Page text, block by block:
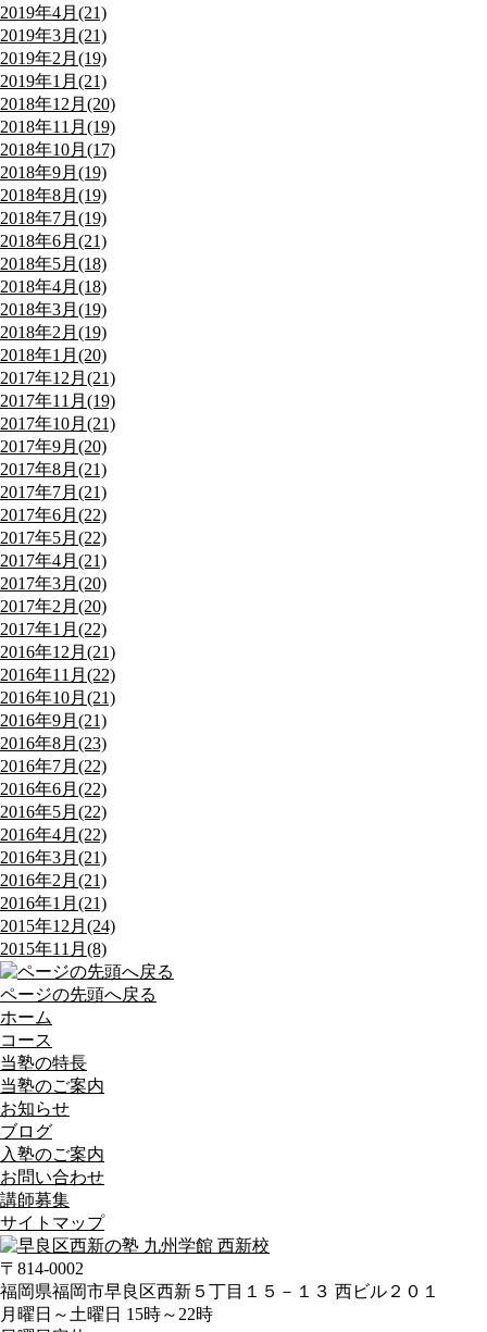
2019年4月(21)
2019年3月(21)
2019年2月(19)
2019年1月(21)
2018年12月(20)
2018年11月(19)
2018年10月(17)
2018年9月(19)
2018年8月(19)
2018年7月(19)
2018年6月(21)
2018年5月(18)
2018年4月(18)
2018年3月(19)
2018年2月(19)
2018年1月(20)
2017年12月(21)
2017年11月(19)
2017年10月(21)
2017年9月(20)
2017年8月(21)
2017年7月(21)
2017年6月(22)
2017年5月(22)
2017年4月(21)
2017年3月(20)
2017年2月(20)
2017年1月(22)
2016年12月(21)
2016年11月(22)
2016年10月(21)
2016年9月(21)
2016年8月(23)
2016年7月(22)
2016年6月(22)
2016年5月(22)
2016年4月(22)
2016年3月(21)
2016年2月(21)
2016年1月(21)
2015年12月(24)
2015年11月(8)
ページの先頭へ戻る
ホーム
コース
当塾の特長
当塾のご案内
お知らせ
ブログ
入塾のご案内
お問い合わせ
講師募集
サイトマップ
〒814-0002
福岡県福岡市早良区西新５丁目１５－１３ 西ビル２０１
月曜日～土曜日 15時～22時